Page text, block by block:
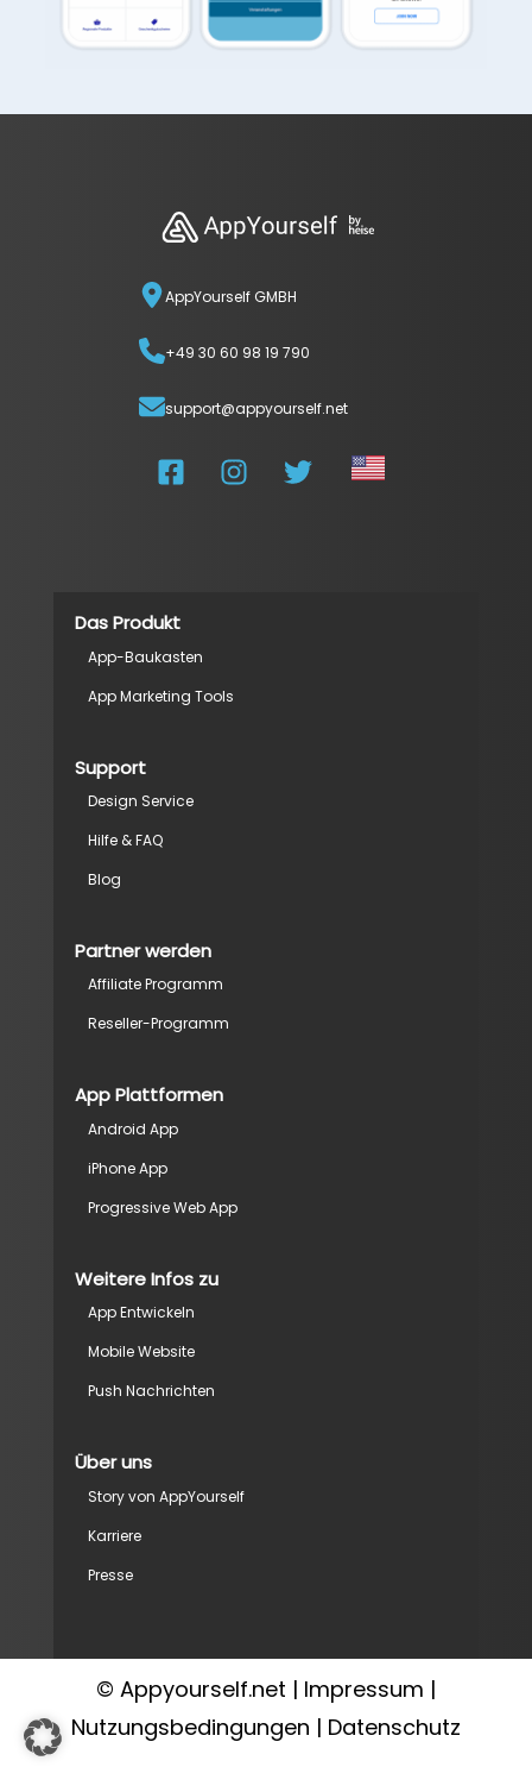
AppYourself GMBH
+49 30 60 98 19 790
support@appyourself.net
Das Produkt
App-Baukasten
App Marketing Tools
Support
Design Service
Hilfe & FAQ
Blog
Partner werden
Affiliate Programm
Reseller-Programm
App Plattformen
Android App
iPhone App
Progressive Web App
Weitere Infos zu
App Entwickeln
Mobile Website
Push Nachrichten
Über uns
Story von AppYourself
Karriere
Presse
© Appyourself.net | Impressum |
Nutzungsbedingungen | Datenschutz